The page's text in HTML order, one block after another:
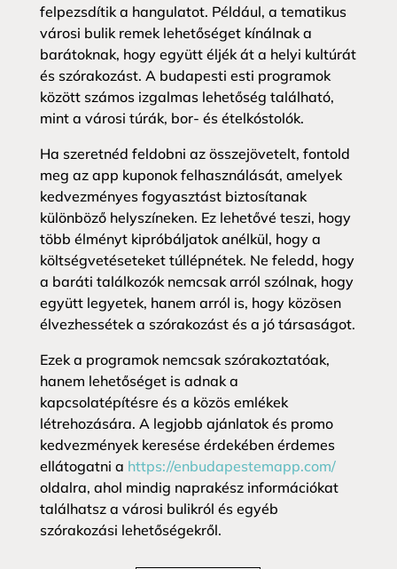
felpezsdítik a hangulatot. Például, a tematikus
városi bulik remek lehetőséget kínálnak a
barátoknak, hogy együtt éljék át a helyi kultúrát
és szórakozást. A budapesti esti programok
között számos izgalmas lehetőség található,
mint a városi túrák, bor- és ételkóstolók.
Ha szeretnéd feldobni az összejövetelt, fontold
meg az app kuponok felhasználását, amelyek
kedvezményes fogyasztást biztosítanak
különböző helyszíneken. Ez lehetővé teszi, hogy
több élményt kipróbáljatok anélkül, hogy a
költségvetéseteket túllépnétek. Ne feledd, hogy
a baráti találkozók nemcsak arról szólnak, hogy
együtt legyetek, hanem arról is, hogy közösen
élvezhessétek a szórakozást és a jó társaságot.
Ezek a programok nemcsak szórakoztatóak,
hanem lehetőséget is adnak a
kapcsolatépítésre és a közös emlékek
létrehozására. A legjobb ajánlatok és promo
kedvezmények keresése érdekében érdemes
ellátogatni a https://enbudapestemapp.com/
oldalra, ahol mindig naprakész információkat
találhatsz a városi bulikról és egyéb
szórakozási lehetőségekről.